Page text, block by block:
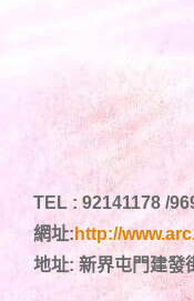
TEL : 92141178 /
網址: http://
地址: 新界屯門建發